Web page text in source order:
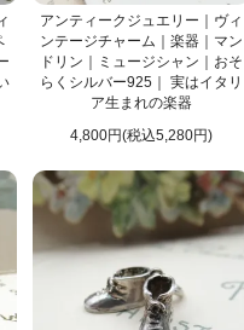
アンティークジュエリー｜ヴィ
ンテージチャーム｜楽器｜マン
ドリン｜ミュージシャン｜おそ
らくシルバー925｜ 実はイタリ
ア生まれの楽器
4,800円(税込5,280円)
ー
プ
リー
針刺し